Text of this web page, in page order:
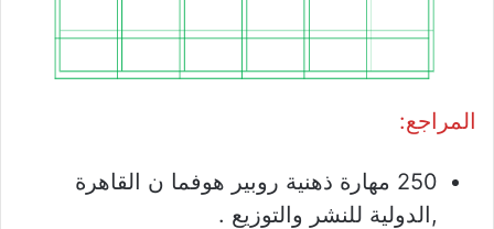
المراجع:
250 مهارة ذهنية روبير هوفما ن القاهرة
,الدولية للنشر والتوزيع .